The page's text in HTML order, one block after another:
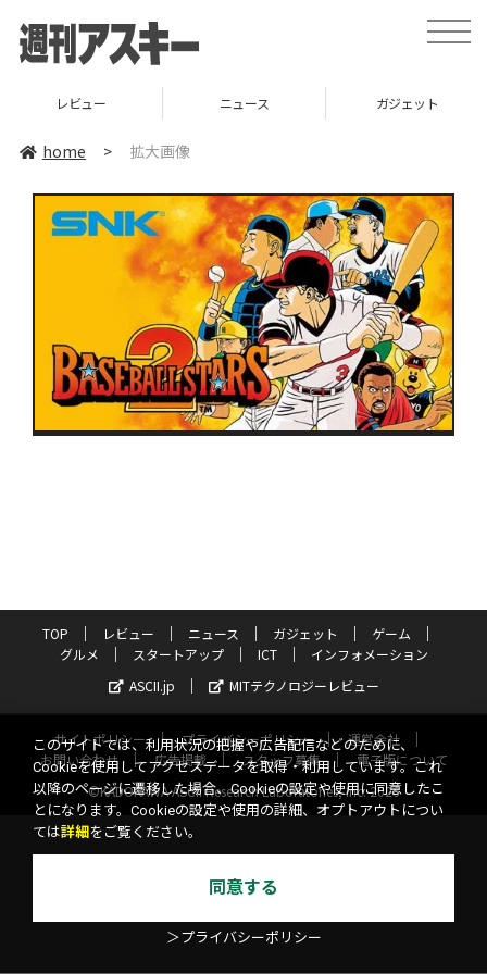
toggle
レビュー ニュース ガジェット
home > 拡大画像
TOP レビュー ニュース ガジェット
ゲーム
グルメ
スタートアップ ICT
インフォメーション
ASCII.jp
MITテクノロジーレビュー
サイトポリシー プライバシーポリシー
運営会社
お問い合わせ
広告掲載 スタッフ募集
電子版について
©KADOKAWA ASCII Research Laboratories, Inc. 2026
このサイトでは、利用状況の把握や広告配信などのために、
Cookieを使用してアクセスデータを取得・利用しています。これ
以降のページに遷移した場合、Cookieの設定や使用に同意したこ
とになります。Cookieの設定や使用の詳細、オプトアウトについ
ては詳細 をご覧ください。
同意する
＞プライバシーポリシー